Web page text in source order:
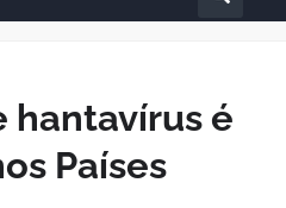
hantavírus é
Países